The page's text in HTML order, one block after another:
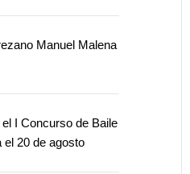
Manuel Malena
I Concurso de Baile
el 20 de agosto